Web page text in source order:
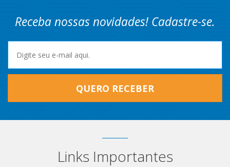
Receba nossas novidades! Cadastre-se.
QUERO RECEBER
Links Importantes